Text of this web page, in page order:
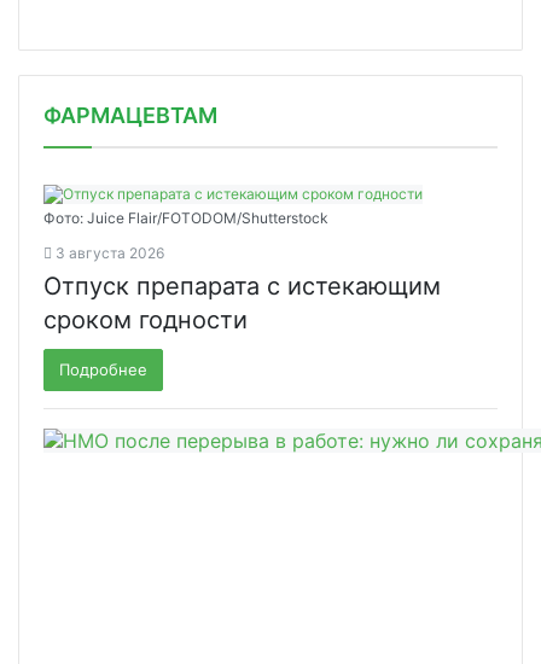
ФАРМАЦЕВТАМ
Фото: Juice Flair/FOTODOM/Shutterstoсk
3 августа 2026
Отпуск препарата с истекающим
сроком годности
Подробнее